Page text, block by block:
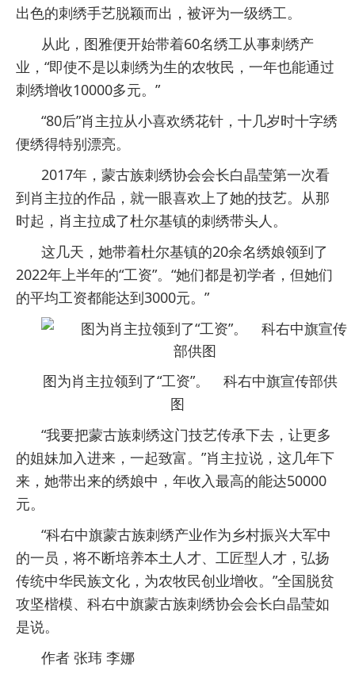
出色的刺绣手艺脱颖而出，被评为一级绣工。
从此，图雅便开始带着60名绣工从事刺绣产
业，“即使不是以刺绣为生的农牧民，一年也能通过
刺绣增收10000多元。”
“80后”肖主拉从小喜欢绣花针，十几岁时十字绣
便绣得特别漂亮。
2017年，蒙古族刺绣协会会长白晶莹第一次看
到肖主拉的作品，就一眼喜欢上了她的技艺。从那
时起，肖主拉成了杜尔基镇的刺绣带头人。
这几天，她带着杜尔基镇的20余名绣娘领到了
2022年上半年的“工资”。“她们都是初学者，但她们
的平均工资都能达到3000元。”
图为肖主拉领到了“工资”。 科右中旗宣传部供
图
“我要把蒙古族刺绣这门技艺传承下去，让更多
的姐妹加入进来，一起致富。”肖主拉说，这几年下
来，她带出来的绣娘中，年收入最高的能达50000
元。
“科右中旗蒙古族刺绣产业作为乡村振兴大军中
的一员，将不断培养本土人才、工匠型人才，弘扬
传统中华民族文化，为农牧民创业增收。”全国脱贫
攻坚楷模、科右中旗蒙古族刺绣协会会长白晶莹如
是说。
作者 张玮 李娜